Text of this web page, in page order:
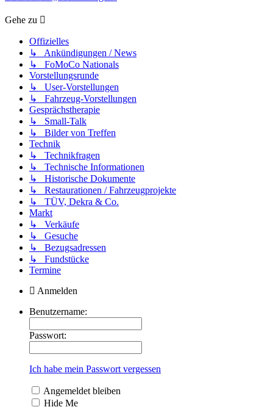
Gehe zu
Offizielles
↳ Ankündigungen / News
↳ FoMoCo Nationals
Vorstellungsrunde
↳ User-Vorstellungen
↳ Fahrzeug-Vorstellungen
Gesprächstherapie
↳ Small-Talk
↳ Bilder von Treffen
Technik
↳ Technikfragen
↳ Technische Informationen
↳ Historische Dokumente
↳ Restaurationen / Fahrzeugprojekte
↳ TÜV, Dekra & Co.
Markt
↳ Verkäufe
↳ Gesuche
↳ Bezugsadressen
↳ Fundstücke
Termine
Anmelden
Benutzername:
Passwort:
Ich habe mein Passwort vergessen
Angemeldet bleiben
Hide Me